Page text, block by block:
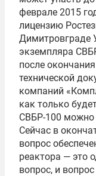
феврале 2015
лицензию
Димитровграде
экземпляра
после
технической
компаний
как только
СВБР-100 можно
Сейчас в
вопрос
реактора — это
вопрос, и